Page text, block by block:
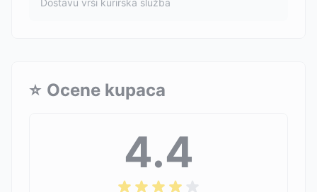
Dostavu vrši kurirska služba
⭐ Ocene kupaca
4.4